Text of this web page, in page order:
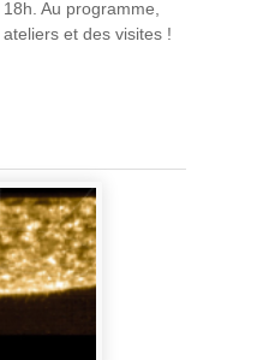
Au programme,
et des visites !
DE LA SCIENCE